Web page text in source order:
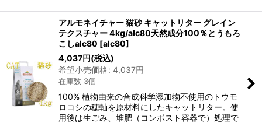
アルモネイチャー 猫砂 キャットリター グレイン
テクスチャー 4kg/alc80天然成分100％とうもろ
こしalc80 [alc80]
4,037円(税込)
希望小売価格: 4,037円
在庫数 3個
100% 植物由来の合成科学添加物不使用のトウモ
ロコシの穂軸を原材料にしたキャットリター。使
用後は生ごみ、堆肥（コンポスト容器で）処理で